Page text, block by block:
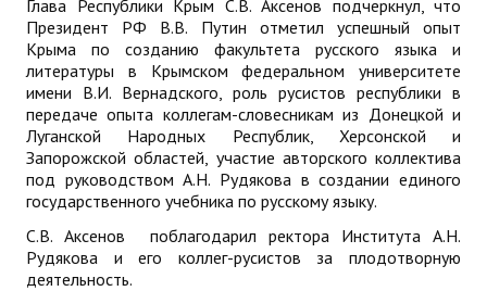
Глава Республики Крым С.В. Аксенов подчеркнул, что
Президент РФ В.В. Путин отметил успешный опыт
Крыма по созданию факультета русского языка и
литературы в Крымском федеральном университете
имени В.И. Вернадского, роль русистов республики в
передаче опыта коллегам-словесникам из Донецкой и
Луганской Народных Республик, Херсонской и
Запорожской областей, участие авторского коллектива
под руководством А.Н. Рудякова в создании единого
государственного учебника по русскому языку.
С.В. Аксенов поблагодарил ректора Института А.Н.
Рудякова и его коллег-русистов за плодотворную
деятельность.